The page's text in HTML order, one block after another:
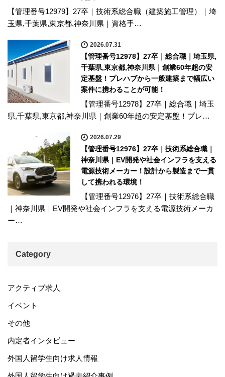
【管理番号12979】27卒｜技術系総合職（建築施工管理）｜埼
玉県,千葉県,東京都,神奈川県｜資格手…
2026.07.31
【管理番号12978】27卒｜総合職｜埼玉県,
千葉県,東京都,神奈川県｜創業60年超の安
定基盤！プレハブから一般建築まで幅広い
案件に携わることが可能！
【管理番号12978】27卒｜総合職｜埼玉
県,千葉県,東京都,神奈川県｜創業60年超の安定基盤！プレ…
2026.07.29
【管理番号12976】27卒｜技術系総合職｜
神奈川県｜EV開発や社会インフラを支える
電源技術メーカー！設計から製造まで一貫
して携われる環境！
【管理番号12976】27卒｜技術系総合職
｜神奈川県｜EV開発や社会インフラを支える電源技術メーカ
ー…
Category
アクティブ求人
イベント
その他
内定者インタビュー
外国人留学生向け求人情報